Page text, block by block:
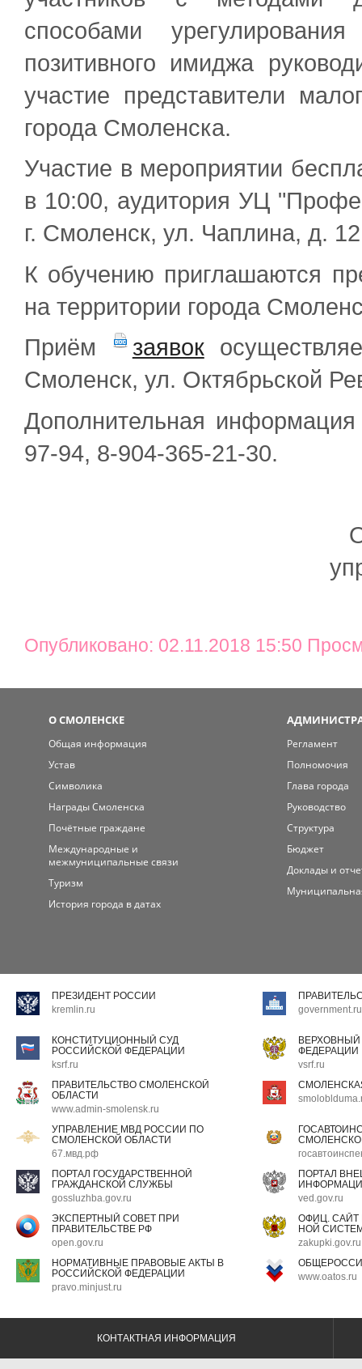
способами
позитивного имиджа
участие представители
города Смоленска.
Участие в мероприятии
в 10:00, аудитория УЦ
г. Смоленск, ул. Чаплина, д.
К обучению приглашаются
на территории города
Приём
заявок
Смоленск, ул. Октябрьской
Дополнительная
97-94, 8-904-365-21-30.
Опубликовано: 02.11.2018 15:50
О СМОЛЕНСКЕ
Общая информация
Устав
Символика
Награды Смоленска
Почётные граждане
Международные и
межмуниципальные связи
Туризм
История города в датах
Регламент
Полномочия
Глава города
Руководство
Структура
Бюджет
Доклады и
ПРЕЗИДЕНТ РОССИИ
kremlin.ru
government.ru
КОНСТИТУЦИОННЫЙ СУД
РОССИЙСКОЙ ФЕДЕРАЦИИ
ksrf.ru
ФЕДЕРАЦИИ
vsrf.ru
ПРАВИТЕЛЬСТВО СМОЛЕНСКОЙ
ОБЛАСТИ
www.admin-smolensk.ru
УПРАВЛЕНИЕ МВД РОССИИ ПО
СМОЛЕНСКОЙ ОБЛАСТИ
67.мвд.рф
ПОРТАЛ ГОСУДАРСТВЕННОЙ
ГРАЖДАНСКОЙ СЛУЖБЫ
gossluzhba.gov.ru
ПОРТАЛ
ved.gov.ru
ЭКСПЕРТНЫЙ СОВЕТ ПРИ
ПРАВИТЕЛЬСТВЕ РФ
open.gov.ru
ОФИЦ.
НОЙ
zakupki.gov.ru
НОРМАТИВНЫЕ ПРАВОВЫЕ АКТЫ В
РОССИЙСКОЙ ФЕДЕРАЦИИ
pravo.minjust.ru
www.oatos.ru
КОНТАКТНАЯ ИНФОРМАЦИЯ